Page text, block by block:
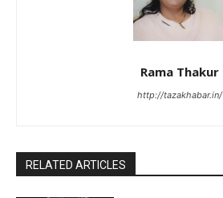
Rama Thakur
http://tazakhabar.in/
RELATED ARTICLES